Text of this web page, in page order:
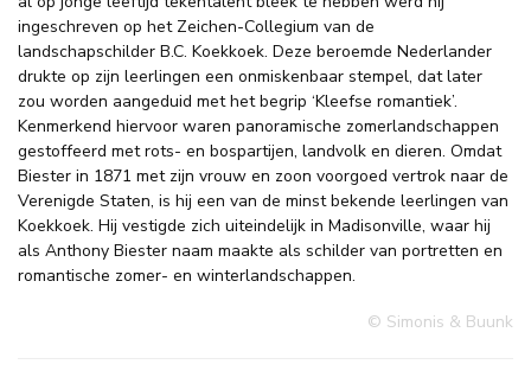
ingeschreven op het Zeichen-Collegium van de
landschapschilder B.C. Koekkoek. Deze beroemde Nederlander
drukte op zijn leerlingen een onmiskenbaar stempel, dat later
zou worden aangeduid met het begrip ‘Kleefse romantiek’.
Kenmerkend hiervoor waren panoramische zomerlandschappen
gestoffeerd met rots- en bospartijen, landvolk en dieren. Omdat
Biester in 1871 met zijn vrouw en zoon voorgoed vertrok naar de
Verenigde Staten, is hij een van de minst bekende leerlingen van
Koekkoek. Hij vestigde zich uiteindelijk in Madisonville, waar hij
als Anthony Biester naam maakte als schilder van portretten en
romantische zomer- en winterlandschappen.
© Simonis & Buunk